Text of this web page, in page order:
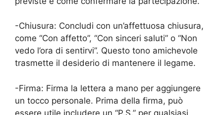
-Chiusura: Concludi con un’affettuosa chiusura,
come “Con affetto”, “Con sinceri saluti” o “Non
vedo l’ora di sentirvi”. Questo tono amichevole
trasmette il desiderio di mantenere il legame.
-Firma: Firma la lettera a mano per aggiungere
un tocco personale. Prima della firma, può
essere utile includere un “P.S.” per qualsiasi